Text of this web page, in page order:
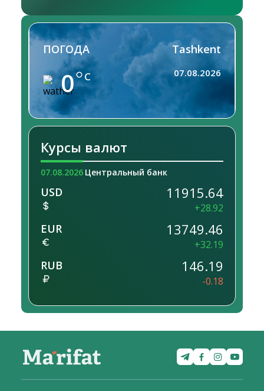
ПОГОДА
0 C
Tashkent
07.08.2026
Курсы валют
07.08.2026 Центральный банк
USD 11915.64
+28.92
EUR 13749.46
+32.19
RUB 146.19
-0.18